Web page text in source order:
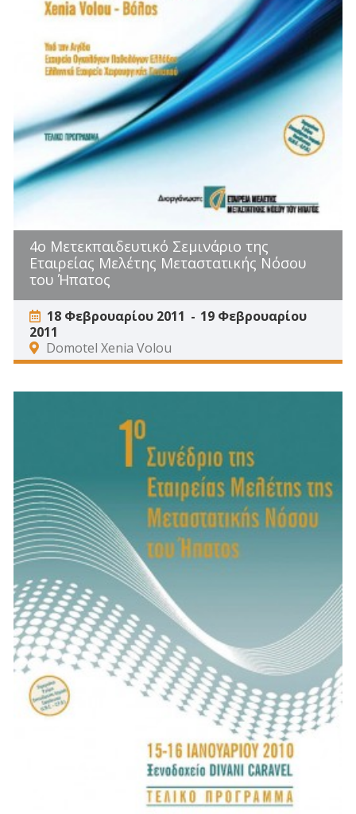
4ο Μετεκπαιδευτικό Σεμινάριο της
Εταιρείας Μελέτης Μεταστατικής Νόσου
του Ήπατος
18 Φεβρουαρίου 2011
19 Φεβρουαρίου
2011
Domotel Xenia Volou